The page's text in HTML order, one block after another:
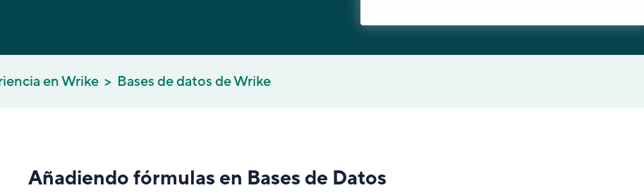
en Wrike Bases de datos de Wrike
Añadiendo fórmulas en Bases de Datos